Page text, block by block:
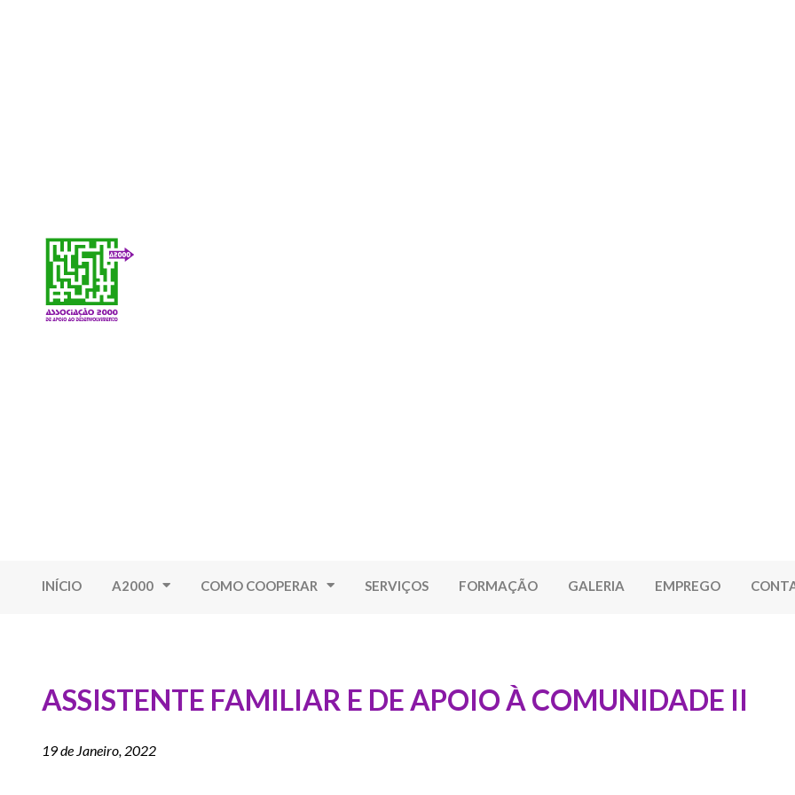
INÍCIO A2000 COMO COOPERAR SERVIÇOS FORMAÇÃO GALERIA EMPREGO
ASSISTENTE FAMILIAR E DE APOIO À COMUNIDADE II
19 de Janeiro, 2022